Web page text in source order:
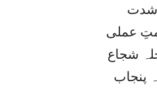
شدت
عملی
شجاع
کہ پنجاب